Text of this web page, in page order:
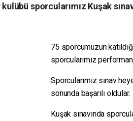
sporcularımız Kuşak
75 sporcumuzun
sporcularımız
Sporcularımız sınav
sonunda başarılı oldular.
Kuşak sınavında